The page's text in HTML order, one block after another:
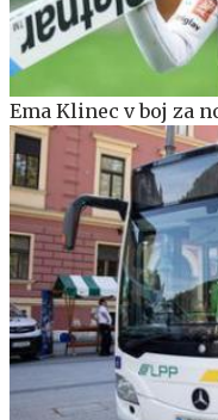
Ema Klinec v boj za